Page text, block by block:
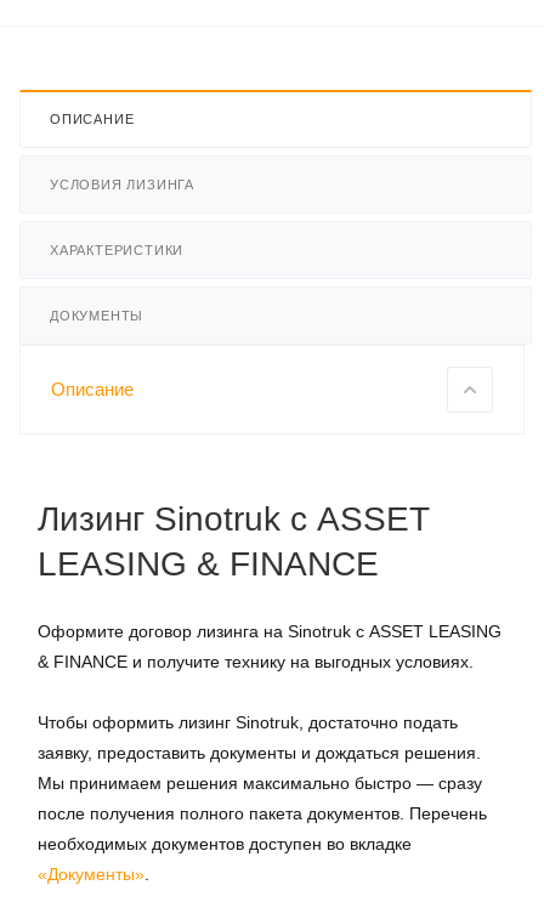
ОПИСАНИЕ
УСЛОВИЯ ЛИЗИНГА
ХАРАКТЕРИСТИКИ
ДОКУМЕНТЫ
Описание
Лизинг Sinotruk с ASSET
LEASING & FINANCE
Оформите договор лизинга на Sinotruk с ASSET LEASING
& FINANCE и получите технику на выгодных условиях.
Чтобы оформить лизинг Sinotruk, достаточно подать
заявку, предоставить документы и дождаться решения.
Мы принимаем решения максимально быстро — сразу
после получения полного пакета документов. Перечень
необходимых документов доступен во вкладке
«Документы»